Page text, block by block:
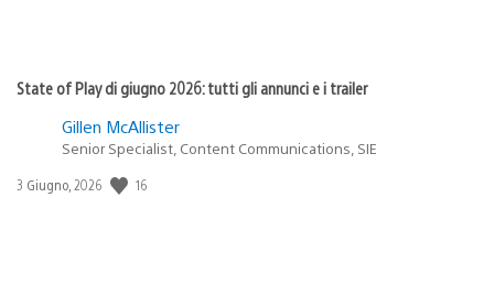
State of Play di giugno 2026: tutti gli annunci e i trailer
Gillen McAllister
Senior Specialist, Content Communications, SIE
Data
3 Giugno, 2026 16